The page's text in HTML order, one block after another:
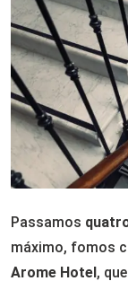
Passamos
máximo, fomos
Arome Hotel ,